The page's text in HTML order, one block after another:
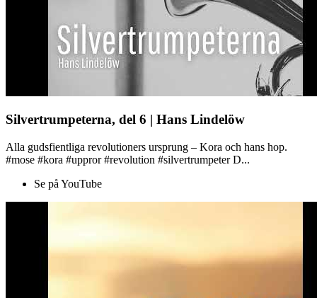
Silvertrumpeterna, del 6 | Hans Lindelöw
Alla gudsfientliga revolutioners ursprung – Kora och hans hop.
#mose #kora #uppror #revolution #silvertrumpeter D...
Se på YouTube